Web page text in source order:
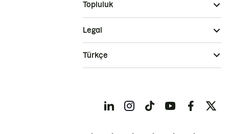
Topluluk
Legal
Türkçe